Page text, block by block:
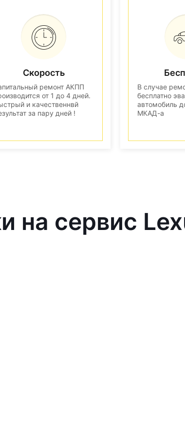
Скорость
ремонт АКПП
от 1 до 4 дней.
и качественнвй
за пару дней !
В случае
бесплатно
автомобиль
МКАД-а
на сервис